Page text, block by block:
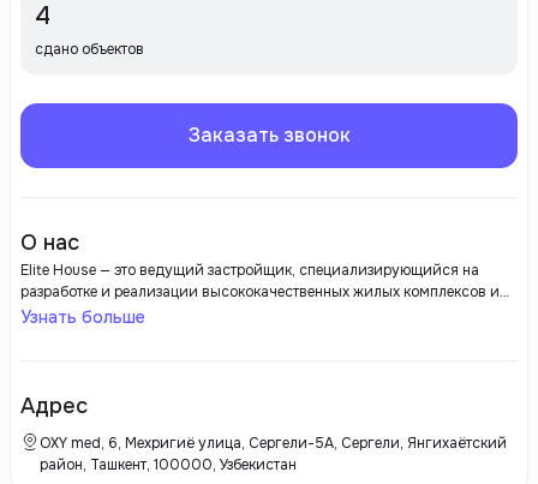
4
сдано объектов
Заказать звонок
О нас
Elite House — это ведущий застройщик, специализирующийся на
разработке и реализации высококачественных жилых комплексов и
коммерческих объектов. Компания зарекомендовала себя как
комфортных и функциональных жилых пространств, соответствующих
самым высоким стандартам качества и безопасности. Компания
использует инновационные технологии и экологически чистые
материалы, что позволяет обеспечивать не только эстетическую
Узнать больше
Адрес
OXY med, 6, Мехригиё улица, Сергели-5A, Сергели, Янгихаётский
район, Ташкент, 100000, Узбекистан